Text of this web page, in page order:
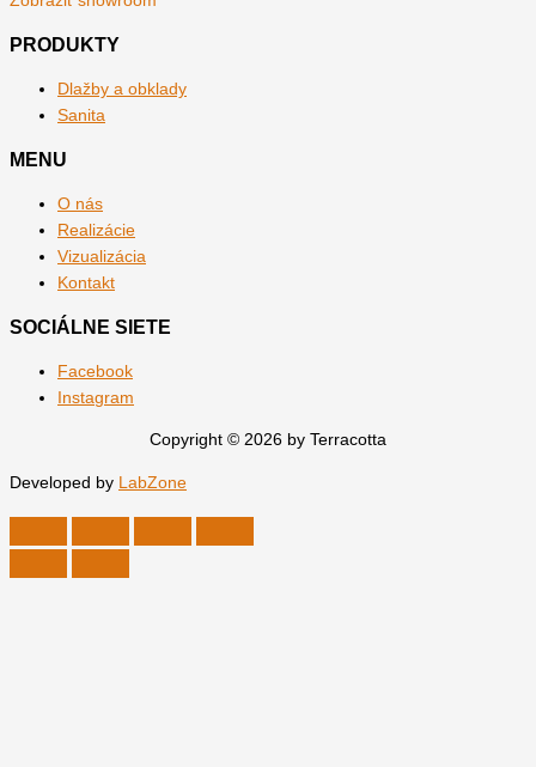
PRODUKTY
Dlažby a obklady
Sanita
MENU
O nás
Realizácie
Vizualizácia
Kontakt
SOCIÁLNE SIETE
Facebook
Instagram
Copyright © 2026 by Terracotta
Developed by LabZone